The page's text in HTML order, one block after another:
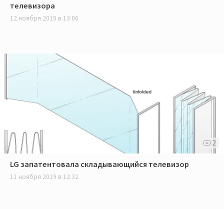
телевизора
12 ноября 2019 в 13:06
2
LG запатентовала складывающийся телевизор
11 ноября 2019 в 12:32